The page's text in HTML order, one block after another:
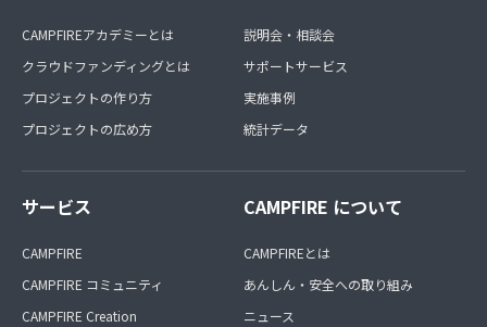
CAMPFIREアカデミーとは
クラウドファンディングとは
プロジェクトの作り方
プロジェクトの広め方
説明会・相談会
サポートサービス
実施事例
統計データ
サービス
CAMPFIRE
CAMPFIRE コミュニティ
CAMPFIRE Creation
CAMPFIRE について
CAMPFIREとは
あんしん・安全への取り組み
ニュース